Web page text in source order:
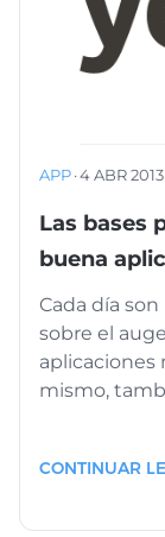
APP·4 ABR 2013
Las bases
buena
Cada día
sobre el
aplicaciones
mismo,
CONTINUAR